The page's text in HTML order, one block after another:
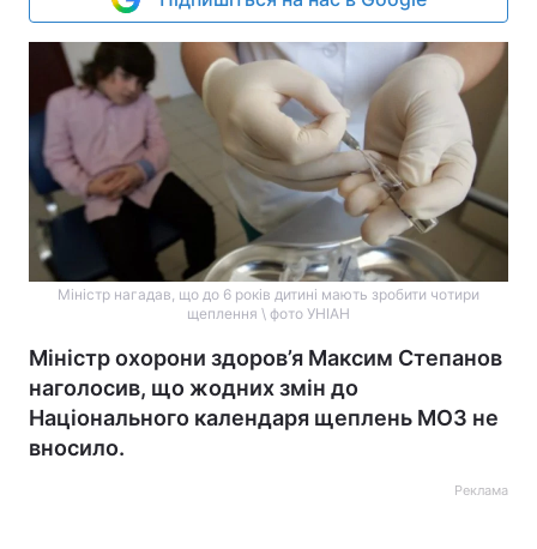
Міністр нагадав, що до 6 років дитині мають зробити чотири
щеплення \ фото УНІАН
Міністр охорони здоров’я Максим Степанов
наголосив, що жодних змін до
Національного календаря щеплень МОЗ не
вносило.
Реклама